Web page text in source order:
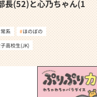
長(52)と心乃ちゃん(1
系
ほのぼの
高校生(JK)